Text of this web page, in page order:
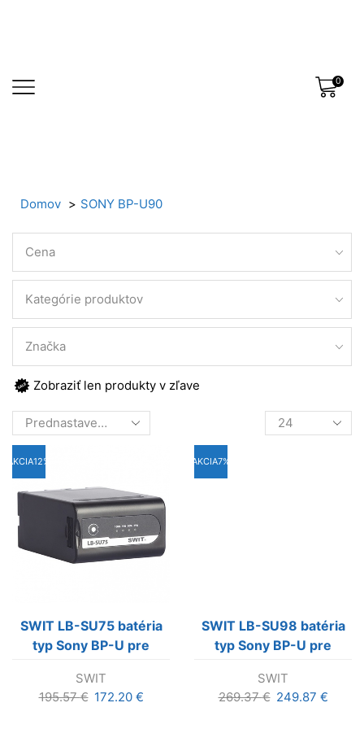
0
Domov SONY BP-U90
Cena
Kategórie produktov
Značka
Zobraziť len produkty v zľave
Products
per
AKCIA12%
SWIT LB-SU75 batéria
typ Sony BP-U pre
Z190 / FS7 s indikáciou
a D-TAP
SWIT
195.57€ Pôvodná
172.20 €Aktuálna
AKCIA7%
SWIT LB-SU98 batéria
typ Sony BP-U pre
Z190 / FS7 s indikáciou
a D-TAP
SWIT
269.37€ Pôvodná
249.87 €